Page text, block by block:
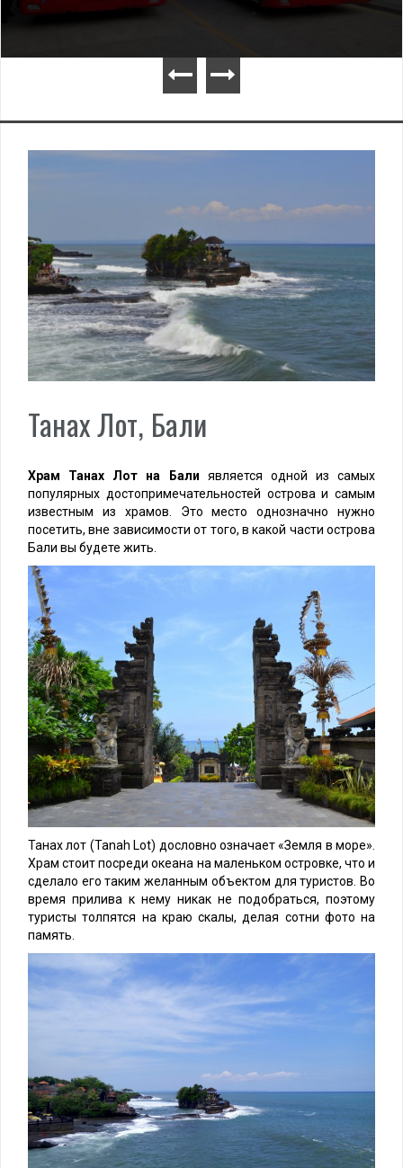
Танах Лот, Бали
Храм Танах Лот на Бали является одной из самых
популярных достопримечательностей острова и самым
известным из храмов. Это место однозначно нужно
посетить, вне зависимости от того, в какой части острова
Бали вы будете жить.
Танах лот (Tanah Lot) дословно означает «Земля в море».
Храм стоит посреди океана на маленьком островке, что и
сделало его таким желанным объектом для туристов. Во
время прилива к нему никак не подобраться, поэтому
туристы толпятся на краю скалы, делая сотни фото на
память.